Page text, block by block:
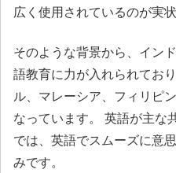
広く使用されているのが実状
そのような背景から、イン
語教育に力が入れられてお
ル、マレーシア、フィリピ
なっています。 英語が主な
では、英語でスムーズに意
みです。